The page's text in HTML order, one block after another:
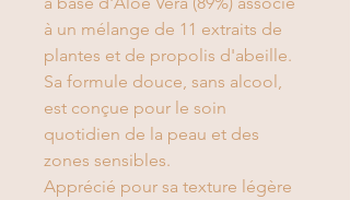
à un mélange de 11 extraits de
plantes et de propolis d'abeille.
Sa formule douce, sans alcool,
est conçue pour le soin
quotidien de la peau et des
zones sensibles.
Apprécié pour sa texture légère